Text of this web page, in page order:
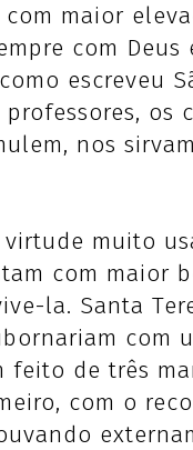
maior
com
escreveu
os
nos
muito
com maior
la. Santa
com
feito de três
com o